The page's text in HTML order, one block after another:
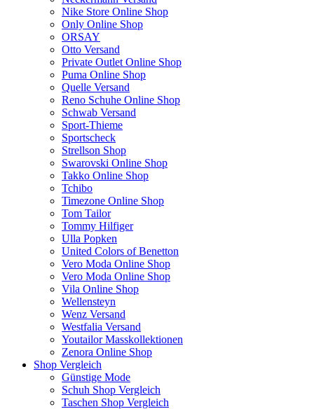
Nike Store Online Shop
Only Online Shop
ORSAY
Otto Versand
Private Outlet Online Shop
Puma Online Shop
Quelle Versand
Reno Schuhe Online Shop
Schwab Versand
Sport-Thieme
Sportscheck
Strellson Shop
Swarovski Online Shop
Takko Online Shop
Tchibo
Timezone Online Shop
Tom Tailor
Tommy Hilfiger
Ulla Popken
United Colors of Benetton
Vero Moda Online Shop
Vero Moda Online Shop
Vila Online Shop
Wellensteyn
Wenz Versand
Westfalia Versand
Youtailor Masskollektionen
Zenora Online Shop
Shop Vergleich
Günstige Mode
Schuh Shop Vergleich
Taschen Shop Vergleich